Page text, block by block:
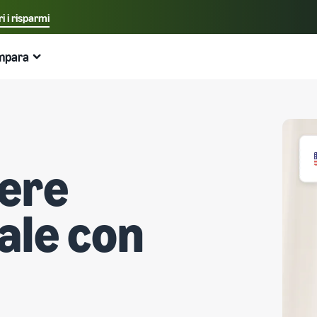
i risparmi
Seleziona la lingua preferita
Guida per Nuovi Venditori
Sblocca azioni consigliate che possono aiutarti a vendere
9 volte di più nel primo anno
Gestione multicanale
Utilizza l'inventario di Logistica di Amazon per le vendite
su altri canali
Amazon Renewed
Vendi prodotti ricondizionati e usati a milioni di clienti
Amazon in tutto il mondo
Stima delle spese di evasione degli ordini
Confronta i preventivi in base al metodo di evasione
Crea il tuo negozio online
Entra nel mondo dell'e-commerce in modo semplice ed
efficacecon